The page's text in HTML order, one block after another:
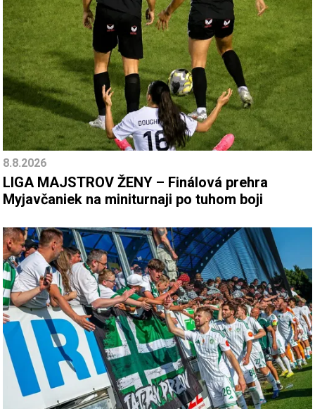
8.8.2026
LIGA MAJSTROV ŽENY – Finálová prehra
Myjavčaniek na miniturnaji po tuhom boji